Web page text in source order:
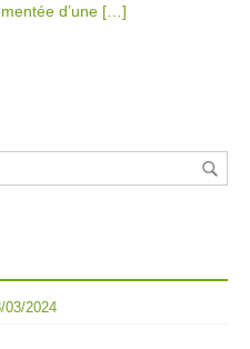
d’une […]
03/2024